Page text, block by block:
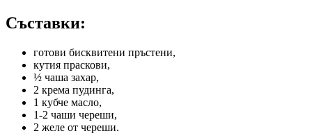
Съставки:
готови бисквитени пръстени,
кутия праскови,
½ чаша захар,
2 крема пудинга,
1 кубче масло,
1-2 чаши череши,
2 желе от череши.